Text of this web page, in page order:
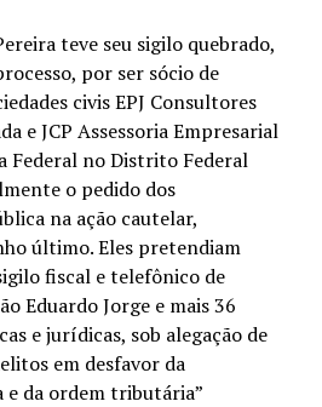
teve seu sigilo quebrado,
por ser sócio de
civis EPJ Consultores
e JCP Assessoria Empresarial
Federal no Distrito Federal
o pedido dos
na ação cautelar,
último. Eles pretendiam
fiscal e telefônico de
Eduardo Jorge e mais 36
e jurídicas, sob alegação de
em desfavor da
da ordem tributária”